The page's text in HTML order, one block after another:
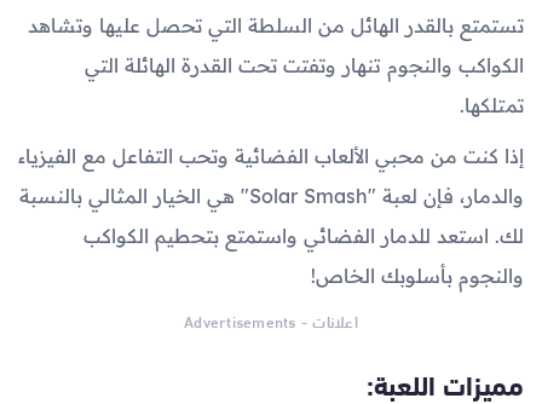
تستمتع بالقدر الهائل من السلطة التي تحصل عليها وتشاهد
الكواكب والنجوم تنهار وتفتت تحت القدرة الهائلة التي
تمتلكها.
إذا كنت من محبي الألعاب الفضائية وتحب التفاعل مع الفيزياء
والدمار، فإن لعبة "Solar Smash" هي الخيار المثالي بالنسبة
لك. استعد للدمار الفضائي واستمتع بتحطيم الكواكب
والنجوم بأسلوبك الخاص!
اعلانات - Advertisements
مميزات اللعبة: